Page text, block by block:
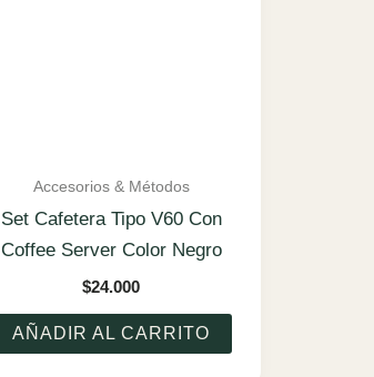
Accesorios & Métodos
Set Cafetera Tipo V60 Con
Coffee Server Color Negro
$24.000
AÑADIR AL CARRITO